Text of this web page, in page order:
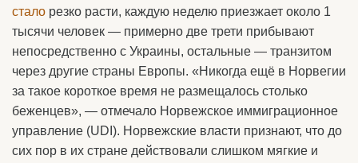
стало резко расти, каждую неделю приезжает около 1
тысячи человек — примерно две трети прибывают
непосредственно с Украины, остальные — транзитом
через другие страны Европы. «Никогда ещё в Норвегии
за такое короткое время не размещалось столько
беженцев», — отмечало Норвежское иммиграционное
управление (UDI). Норвежские власти признают, что до
сих пор в их стране действовали слишком мягкие и